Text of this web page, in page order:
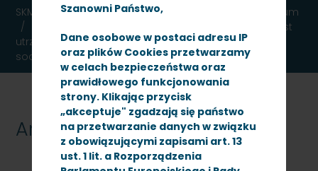
Szanowni Państwo,
Dane osobowe w postaci adresu IP
oraz plików Cookies przetwarzamy
w celach bezpieczeństwa oraz
prawidłowego funkcjonowania
strony. Klikając przycisk
„akceptuje" zgadzają się państwo
na przetwarzanie danych w związku
z obowiązującymi zapisami art. 13
ust. 1 lit. a Rozporządzenia
SKM TRÓJMIASTO Ogłoszenia
Archiwum
Przetarg nieograniczony, którego przedmiotem jest
utrzymanie czystości w budynku administracyjno-
socjalnym C-3 na stacji postojowej Gdynia Cisowa
Archiwum